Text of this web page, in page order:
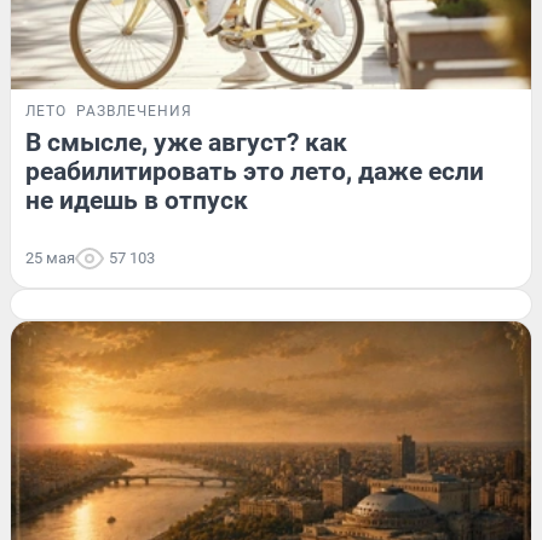
ЛЕТО РАЗВЛЕЧЕНИЯ
В смысле, уже август? как
реабилитировать это лето, даже если
не идешь в отпуск
25 мая 57 103